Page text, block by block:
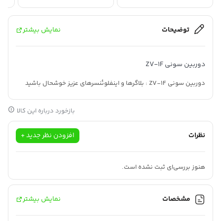
توضیحات نمایش بیشتر
دوربین سونی ZV-1F
دوربین سونی ZV-1F : بلاگرها و اینفلوئنسرهای عزیز خوشحال باشید
زیرا دوربینسونیZV-1F یک دوربین همه کاره است.
را با طراحی فیزیکی و
افکت‌های به روز شده برای تولید محتوای کارآمدتر ترکیب می‌کند.
ضبط از جلو مناسب است،
دوربین سونی ZV-1F همچنین با تنظیمات Showcase Product، عملکرد
بازخورد درباره این کالا
نظرات افزودن نظر جدید +
هنوز بررسی‌ای ثبت نشده است.
مشخصات نمایش بیشتر